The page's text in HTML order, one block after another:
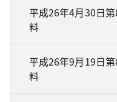
平成26年4月30日
料
平成26年9月19日
料